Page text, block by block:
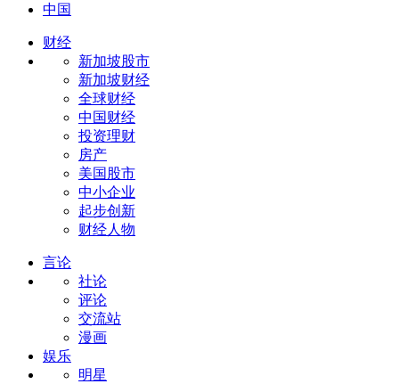
中国
财经
新加坡股市
新加坡财经
全球财经
中国财经
投资理财
房产
美国股市
中小企业
起步创新
财经人物
言论
社论
评论
交流站
漫画
娱乐
明星